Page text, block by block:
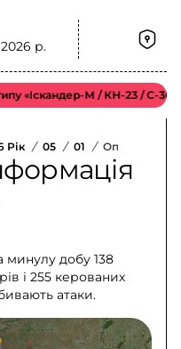
р.
М / КН-23 / С-300».
Рік / 05 / 01 / Оперативна
минулу добу 138
і 255 керованих
атаки.